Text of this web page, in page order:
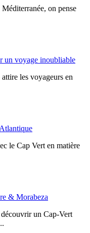
on pense
un voyage inoubliable
les voyageurs en
le Cap Vert en matière
& Morabeza
un Cap-Vert